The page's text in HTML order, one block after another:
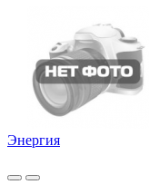
Энергия